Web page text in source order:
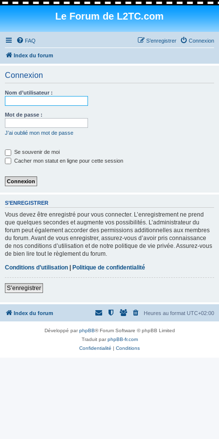
Le Forum de L2TC.com
FAQ Connexion
S’enregistrer
Index du forum
Connexion
Nom d’utilisateur :
Mot de passe :
J’ai oublié mon mot de passe
Se souvenir de moi
Cacher mon statut en ligne pour cette session
S’ENREGISTRER
Vous devez être enregistré pour vous connecter. L’enregistrement ne prend
que quelques secondes et augmente vos possibilités. L’administrateur du
forum peut également accorder des permissions additionnelles aux membres
du forum. Avant de vous enregistrer, assurez-vous d’avoir pris connaissance
de nos conditions d’utilisation et de notre politique de vie privée. Assurez-vous
de bien lire tout le règlement du forum.
Conditions d’utilisation | Politique de confidentialité
S’enregistrer
Index du forum Heures au format UTC+02:00
Développé parphpBB® Forum Software © phpBB Limited
Traduit parphpBB-fr.com
Confidentialité | Conditions